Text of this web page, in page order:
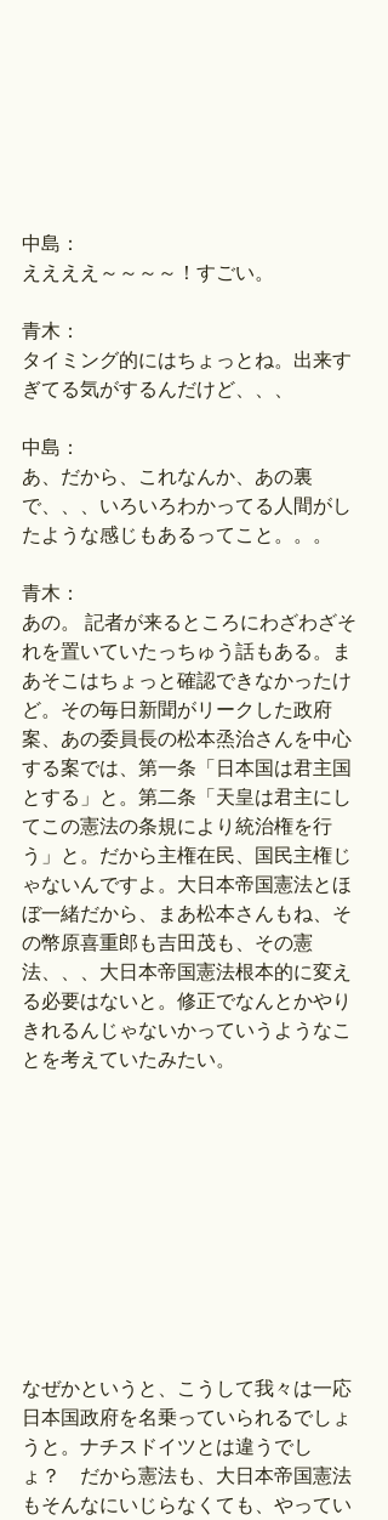
中島：
ええええ～～～～！すごい。
青木：
タイミング的にはちょっとね。出来す
ぎてる気がするんだけど、、、
中島：
あ、だから、これなんか、あの裏
で、、、いろいろわかってる人間がし
たような感じもあるってこと。。。
青木：
あの。 記者が来るところにわざわざそ
れを置いていたっちゅう話もある。ま
あそこはちょっと確認できなかったけ
ど。その毎日新聞がリークした政府
案、あの委員長の松本烝治さんを中心
する案では、第一条「日本国は君主国
とする」と。第二条「天皇は君主にし
てこの憲法の条規により統治権を行
う」と。だから主権在民、国民主権じ
ゃないんですよ。大日本帝国憲法とほ
ぼ一緒だから、まあ松本さんもね、そ
の幣原喜重郎も吉田茂も、その憲
法、、、大日本帝国憲法根本的に変え
る必要はないと。修正でなんとかやり
きれるんじゃないかっていうようなこ
とを考えていたみたい。
なぜかというと、こうして我々は一応
日本国政府を名乗っていられるでしょ
うと。ナチスドイツとは違うでし
ょ？　だから憲法も、大日本帝国憲法
もそんなにいじらなくても、やってい